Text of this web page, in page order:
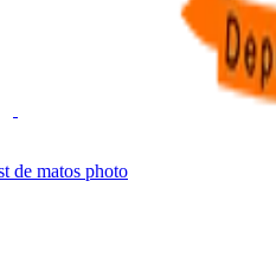
de matos photo